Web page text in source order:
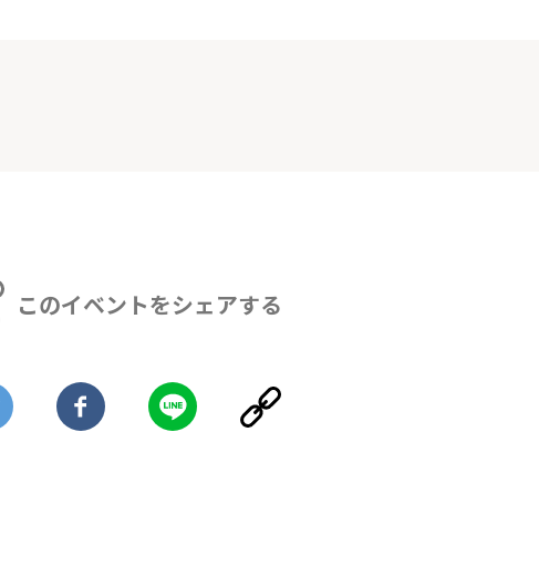
このイベントをシェアする